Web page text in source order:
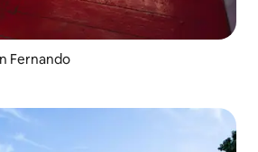
Fernando